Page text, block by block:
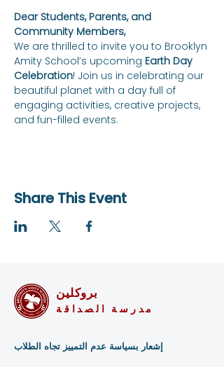
Dear Students, Parents, and
Community Members,
We are thrilled to invite you to Brooklyn
Amity School’s upcoming Earth Day
Celebration! Join us in celebrating our
beautiful planet with a day full of
engaging activities, creative projects,
and fun-filled events.
Share This Event
بروكلين
مدرسة الصداقة
إشعار بسياسة عدم التمييز تجاه الطلاب